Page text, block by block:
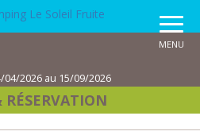
MENU
04/2026 au 15/09/2026
RÉSERVATION